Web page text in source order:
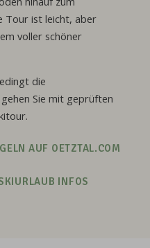
Tour ist leicht, aber
voller schöner
die
Sie mit geprüften
AUF OETZTAL.COM
INFOS